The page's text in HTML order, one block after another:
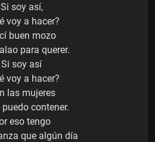
Si soy así,
voy a hacer?
buen mozo
para querer.
Si soy así
voy a hacer?
las mujeres
contener.
eso tengo
que algún día